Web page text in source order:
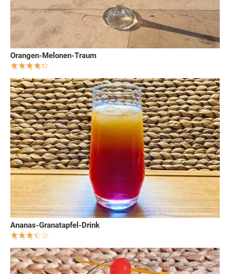
Orangen-Melonen-Traum
Ananas-Granatapfel-Drink